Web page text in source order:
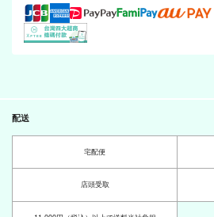
509円
一期一振
作品詳細
厚藤四郎×薬研藤四郎
作品詳細
配送
宅配便
店頭受取